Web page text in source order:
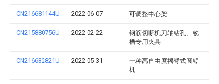
CN216681144U 2022-06-07 可调整中心架
CN215880756U 2022-02-22
钢筋切断机刀轴钻孔、铣
槽专用夹具
CN216632821U 2022-05-31
一种高自由度摇臂式圆锯
机